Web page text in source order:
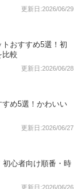
更新日:2026/06/29
おすすめ5選！初
比較
更新日:2026/06/28
め5選！かわいい
更新日:2026/06/27
初心者向け順番・時
更新日:2026/06/26